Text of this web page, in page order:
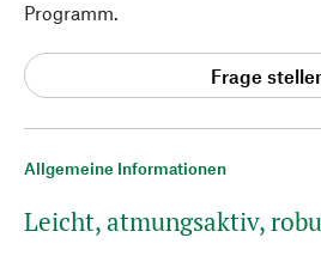
Allgemeine Informationen
Leicht, atmungsaktiv,
Programm.
Frage